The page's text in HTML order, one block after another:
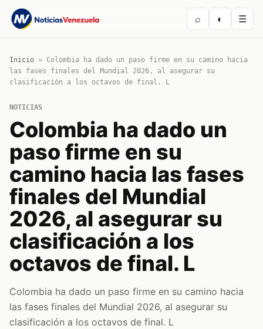
⌕ ◐ ☰
Inicio » Colombia ha dado un paso firme en su camino hacia
las fases finales del Mundial 2026, al asegurar su
clasificación a los octavos de final. L
NOTICIAS
Colombia ha dado un
paso firme en su
camino hacia las fases
finales del Mundial
2026, al asegurar su
clasificación a los
octavos de final. L
Colombia ha dado un paso firme en su camino hacia
las fases finales del Mundial 2026, al asegurar su
clasificación a los octavos de final. L